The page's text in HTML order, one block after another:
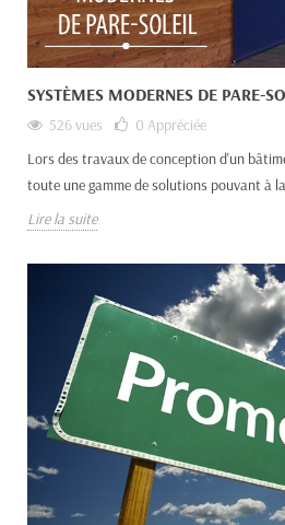
SYSTÈMES MODERNES DE PARE-
526 vues 0 Appréciée
Lors des travaux de conception d'un
toute une gamme de solutions pouvant à
Lire la suite